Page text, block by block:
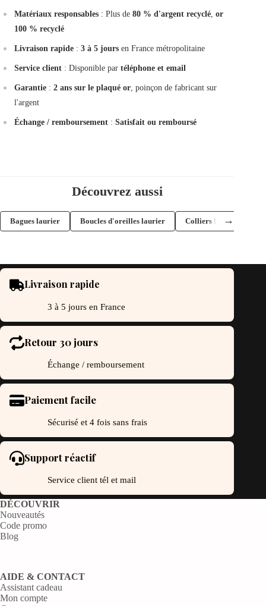
Matériaux responsables : Plus de 80 % d'argent recyclé, or
100 % recyclé
Livraison rapide : 3 à 5 jours en France métropolitaine
Service client : Disponible par téléphone et email
Garantie : 2 ans sur le plaqué or, poinçon de fabricant sur
l'argent
Échange / remboursement : Satisfait ou remboursé
Découvrez aussi
Bagues laurier Boucles d'oreilles laurier Colliers laurier
→
Livraison rapide
3 à 5 jours en France
Retour 30 jours
Échange / remboursement
Paiement facile
Sécurisé et 4 fois sans frais
Support réactif
Service client tél et mail
DÉCOUVRIR
Nouveautés
Code promo
Blog
AIDE & CONTACT
Assistant cadeau
Mon compte